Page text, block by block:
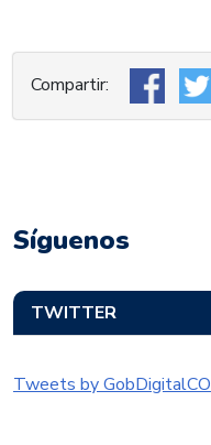
Síguenos
TWITTER
Tweets by GobDigitalCO